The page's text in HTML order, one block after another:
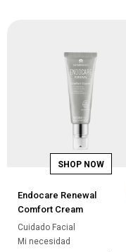
Endocare Renewal
Comfort Cream
Cuidado Facial
Mi necesidad